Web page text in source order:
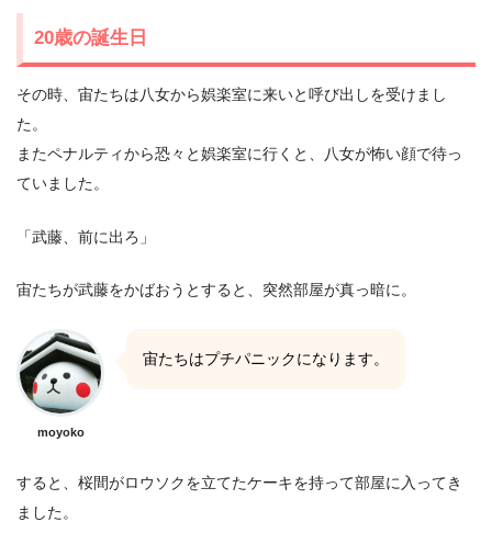
20歳の誕生日
その時、宙たちは八女から娯楽室に来いと呼び出しを受けまし
た。
またペナルティから恐々と娯楽室に行くと、八女が怖い顔で待っ
ていました。
「武藤、前に出ろ」
宙たちが武藤をかばおうとすると、突然部屋が真っ暗に。
moyoko
宙たちはプチパニックになります。
すると、桜間がロウソクを立てたケーキを持って部屋に入ってき
ました。